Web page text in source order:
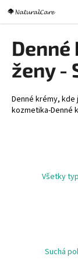
obsah
ženy -
Denné krémy,
kozmetika-Denné
Všetky
Suchá
K
o
Č
o
p
o